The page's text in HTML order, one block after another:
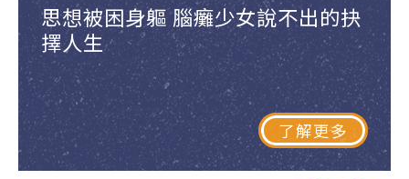
思想被困身軀 腦癱少女說不出的抉
擇人生
了解更多